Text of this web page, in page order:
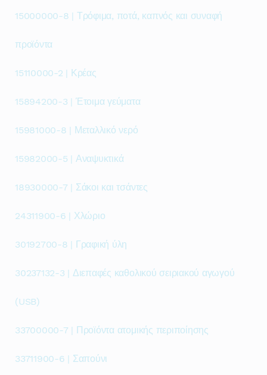
15000000-8 | Τρόφιμα, ποτά, καπνός και συναφή
προϊόντα
15110000-2 | Κρέας
15894200-3 | Έτοιμα γεύματα
15981000-8 | Μεταλλικό νερό
15982000-5 | Αναψυκτικά
18930000-7 | Σάκοι και τσάντες
24311900-6 | Χλώριο
30192700-8 | Γραφική ύλη
30237132-3 | Διεπαφές καθολικού σειριακού αγωγού
(USB)
33700000-7 | Προϊόντα ατομικής περιποίησης
33711900-6 | Σαπούνι